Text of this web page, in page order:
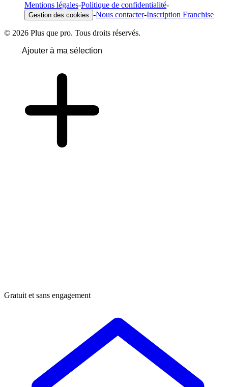
Mentions légales-Politique de confidentialité-
Gestion des cookies -Nous contacter-Inscription Franchise
© 2026 Plus que pro. Tous droits réservés.
Ajouter à ma sélection
Gratuit et sans engagement